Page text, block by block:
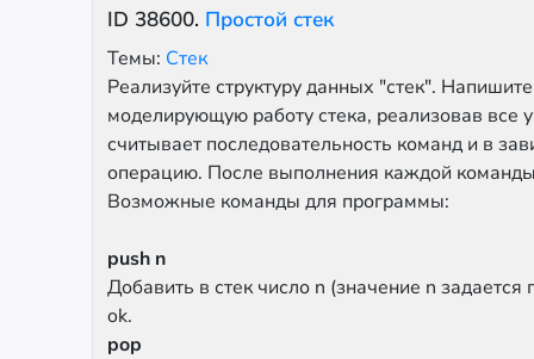
ID 38600. Простой стек
Темы: Стек
Реализуйте структуру данных "стек".
моделирующую работу стека, реализовав
считывает последовательность команд и в
операцию. После выполнения каждой
Возможные команды для программы:
push n
Добавить в стек число n (значение n
ok.
pop